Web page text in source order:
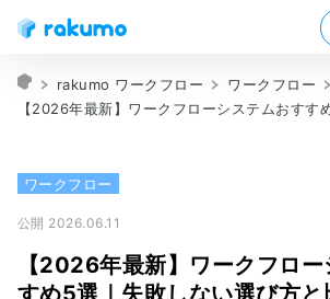
rakumo ワークフロー
ワークフロー
ワークフロー
公開 2026.06.11
【2026年最新】ワークフロ
すめ5選｜失敗しない選び方と